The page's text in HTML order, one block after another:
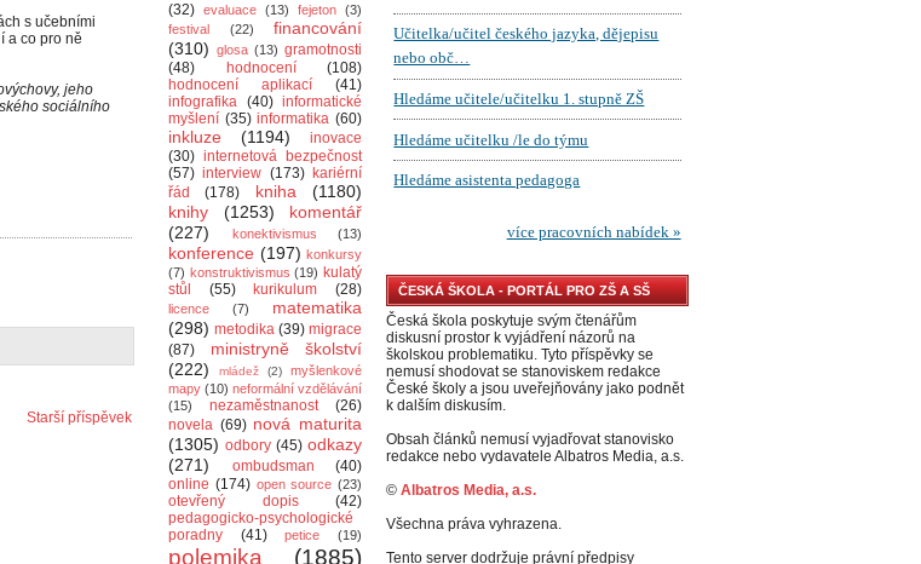
s učebními
a co pro ně
jeho
sociálního
Starší příspěvek
(32) evaluace (13) fejeton (3)
festival
(22)
financování
(310) glosa (13) gramotnosti
(48)
hodnocení
(108)
hodnocení aplikací
(41)
infografika (40) informatické
myšlení (35) informatika (60)
inkluze (1194)
inovace
(30) internetová bezpečnost
(57) interview (173) kariérní
řád
(178) kniha
(1180)
knihy
(1253)
komentář
(227)
konektivismus (13)
konference (197) konkursy
(7) konstruktivismus (19) kulatý
stůl
(55) kurikulum (28)
licence (7)
matematika
(298) metodika (39) migrace
(87)
ministryně školství
(222)
mládež (2)
myšlenkové
mapy (10) neformální vzdělávání
(15)
nezaměstnanost
(26)
novela (69) nová maturita
(1305) odbory (45) odkazy
(271)
ombudsman
(40)
online (174) open source (23)
otevřený dopis
(42)
pedagogicko-psychologické
poradny
(41) petice (19)
polemika
(1885)
ČESKÁ ŠKOLA - PORTÁL PRO ZŠ A SŠ
Česká škola poskytuje svým čtenářům
diskusní prostor k vyjádření názorů na
školskou problematiku. Tyto příspěvky se
nemusí shodovat se stanoviskem redakce
České školy a jsou uveřejňovány jako podnět
k dalším diskusím.
Obsah článků nemusí vyjadřovat stanovisko
redakce nebo vydavatele Albatros Media, a.s.
© Albatros Media, a.s.
Všechna práva vyhrazena.
Tento server dodržuje právní předpisy